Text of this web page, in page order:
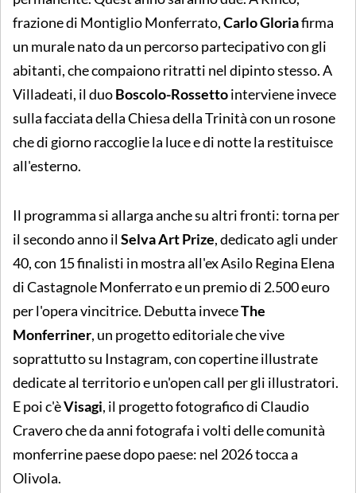
frazione di Montiglio Monferrato,Carlo Gloriafirma
un murale nato da un percorso partecipativo con gli
abitanti, che compaiono ritratti nel dipinto stesso. A
Villadeati, il duoBoscolo-Rossettointerviene invece
sulla facciata della Chiesa della Trinità con un rosone
che di giorno raccoglie la luce e di notte la restituisce
all'esterno.
Il programma si allarga anche su altri fronti: torna per
il secondo anno ilSelva Art Prize, dedicato agli under
40, con 15 finalisti in mostra all'ex Asilo Regina Elena
di Castagnole Monferrato e un premio di 2.500 euro
per l'opera vincitrice. Debutta inveceThe
Monferriner, un progetto editoriale che vive
soprattutto su Instagram, con copertine illustrate
dedicate al territorio e un'open call per gli illustratori.
E poi c'èVisagi, il progetto fotografico di Claudio
Cravero che da anni fotografa i volti delle comunità
monferrine paese dopo paese: nel 2026 tocca a
Olivola.